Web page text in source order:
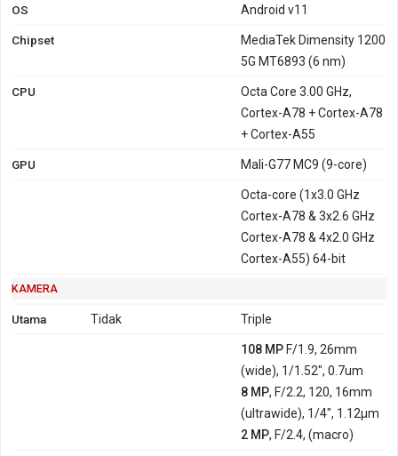
OS Android v11
Chipset
MediaTek Dimensity 1200
5G MT6893 (6 nm)
CPU
Octa Core 3.00 GHz,
Cortex-A78 + Cortex-A78
+ Cortex-A55
GPU Mali-G77 MC9 (9-core)
Octa-core (1x3.0 GHz
Cortex-A78 & 3x2.6 GHz
Cortex-A78 & 4x2.0 GHz
Cortex-A55) 64-bit
KAMERA
Utama Tidak Triple
108 MPF/1.9, 26mm
(wide), 1/1.52", 0.7um
8 MP, F/2.2, 120, 16mm
(ultrawide), 1/4", 1.12µm
2 MP, F/2.4, (macro)